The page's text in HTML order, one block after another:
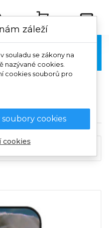

záleží
souladu se zákony na
nazývané cookies.
cookies souborů pro
cookies
cookies